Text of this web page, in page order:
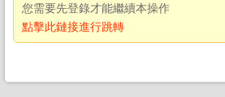
您需要先登錄才能繼續本操作
點擊此鏈接進行跳轉